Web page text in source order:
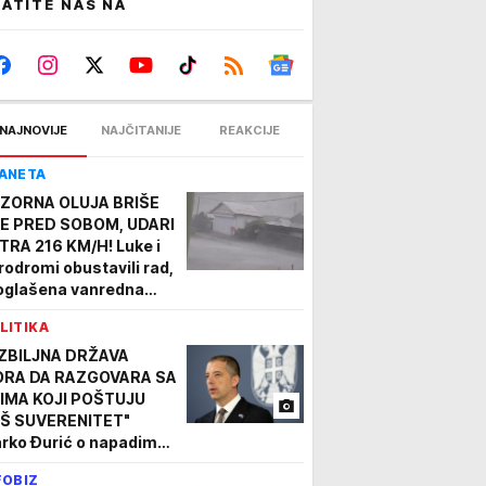
NAS NA
NAJNOVIJE NAJČITANIJE REAKCIJE
OLUJA BRIŠE
PRED SOBOM, UDARI
216 KM/H! Luke i
obustavili rad,
vanredna
(VIDEO)
DRŽAVA
DA RAZGOVARA SA
KOJI POŠTUJU
SUVERENITET"
Đurić o napadima